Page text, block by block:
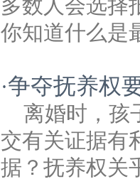
多数人会选择
你知道什么是
·争夺抚养权
离婚时，孩
交有关证据有
据？抚养权关